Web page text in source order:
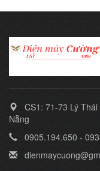
CS1: 71-73 Lý
Nẵng
0905.194.650 -